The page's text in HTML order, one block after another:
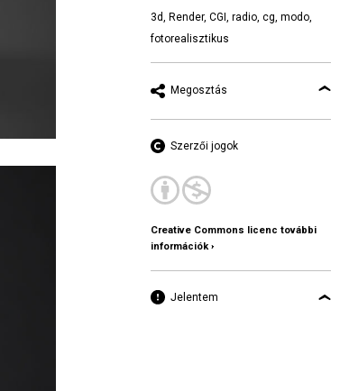
3d, Render, CGI , radio, cg, modo,
fotorealisztikus
Megosztás
Szerzői jogok
Creative Commons licenc további
információk ›
Jelentem